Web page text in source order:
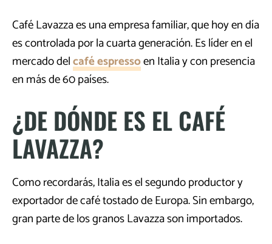
Café Lavazza es una empresa familiar, que hoy en día
es controlada por la cuarta generación. Es líder en el
mercado delcafé espressoen Italia y con presencia
en más de 60 países.
¿DE DÓNDE ES EL CAFÉ
LAVAZZA?
Como recordarás, Italia es el segundo productor y
exportador de café tostado de Europa. Sin embargo,
gran parte de los granos Lavazza son importados.